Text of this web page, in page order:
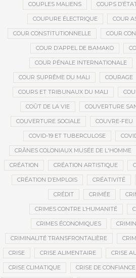
COUPLES MALIENS COUPS
COUPURE ÉLECTRIQUE COUR
COUR CONSTITUTIONNELLE COUR
COUR D’APPEL DE BAMAKO
COUR PÉNALE INTERNATIONALE
COUR SUPRÊME DU MALI COURAGE
COURS ET TRIBUNAUX DU MALI
COÛT DE LA VIE COUVERTURE
COUVERTURE SOCIALE COUVRE-FEU
COVID-19 ET TUBERCULOSE
CRÂNES COLONIAUX MUSÉE DE L'HOMME
CRÉATION CRÉATION ARTISTIQUE
CRÉATION D’EMPLOIS CRÉATIVITÉ
CRÉDIT CRIMÉE
CRIMES CONTRE L’HUMANITÉ
CRIMES ÉCONOMIQUES
CRIMINALITÉ TRANSFRONTALIÈRE
CRISE CRISE ALIMENTAIRE CRISE
CRISE CLIMATIQUE CRISE DE CONFIANCE